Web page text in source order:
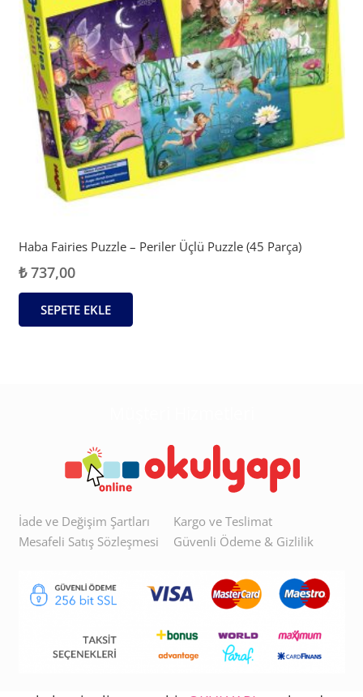
Haba Fairies Puzzle – Periler Üçlü Puzzle (45 Parça)
₺737,00
SEPETE EKLE
İade ve Değişim Şartları
Mesafeli Satış Sözleşmesi
Kargo ve Teslimat
Güvenli Ödeme & Gizlilik